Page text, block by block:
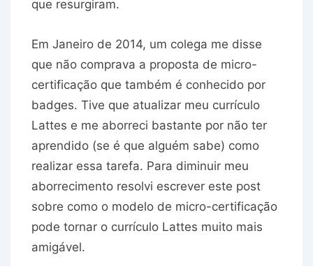
que resurgiram.
Em Janeiro de 2014, um colega me disse
que não comprava a proposta de micro-
certificação que também é conhecido por
badges. Tive que atualizar meu currículo
Lattes e me aborreci bastante por não ter
aprendido (se é que alguém sabe) como
realizar essa tarefa. Para diminuir meu
aborrecimento resolvi escrever este post
sobre como o modelo de micro-certificação
pode tornar o currículo Lattes muito mais
amigável.